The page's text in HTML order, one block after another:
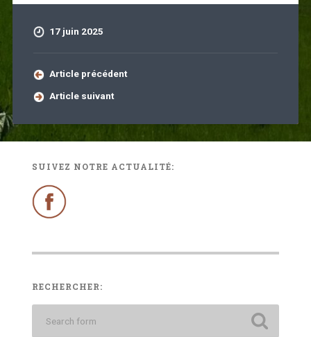
17 juin 2025
Article précédent
Article suivant
SUIVEZ NOTRE ACTUALITÉ:
RECHERCHER: